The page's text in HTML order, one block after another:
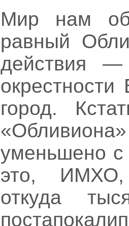
Мир нам
равный
действия —
город.
уменьшено с
это, ИМХО,
откуда